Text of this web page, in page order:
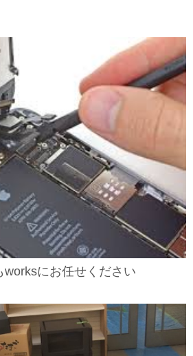
worksにお任せください